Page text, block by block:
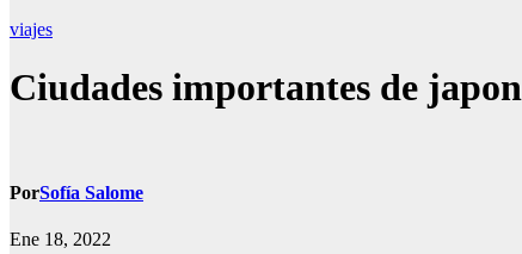
viajes
Ciudades importantes de japon
PorSofía Salome
Ene 18, 2022